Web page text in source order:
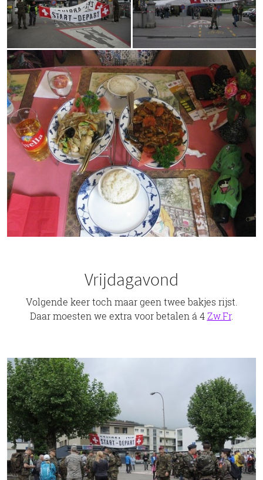
Vrijdagavond
Volgende keer toch maar geen twee bakjes rijst.
Daar moesten we extra voor betalen á 4 Zw.Fr.